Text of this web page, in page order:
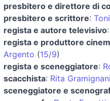
presbitero e direttore di
presbitero e scrittore:
regista e autore televisivo:
regista e produttore
Argento (15/9)
regista e sceneggiatore:
scacchista: Rita Gramignani
sceneggiatore e